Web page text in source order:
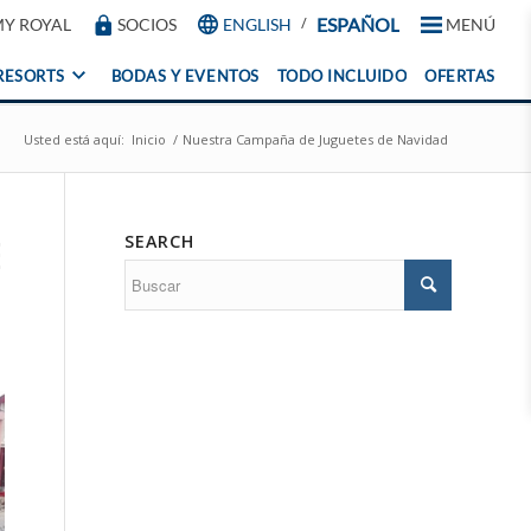
ROYAL SOCIOS ENGLISH / ESPAÑOL MENÚ
BODAS Y EVENTOS TODO INCLUIDO OFERTAS
Usted está aquí: Inicio / Nuestra Campaña de Juguetes de Navidad
SEARCH